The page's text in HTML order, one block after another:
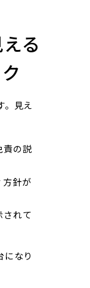
る
。見え
責の説
方針が
されて
になり